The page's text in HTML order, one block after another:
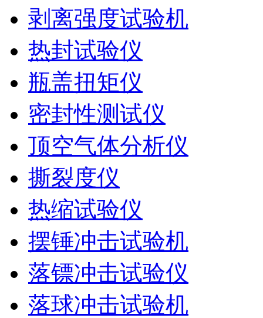
剥离强度试验机
热封试验仪
瓶盖扭矩仪
密封性测试仪
顶空气体分析仪
撕裂度仪
热缩试验仪
摆锤冲击试验机
落镖冲击试验仪
落球冲击试验机